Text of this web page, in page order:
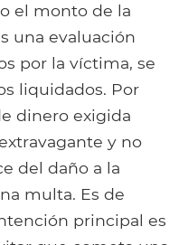
el monto de la
una evaluación
por la víctima, se
liquidados. Por
dinero exigida
y no
del daño a la
multa. Es de
principal es